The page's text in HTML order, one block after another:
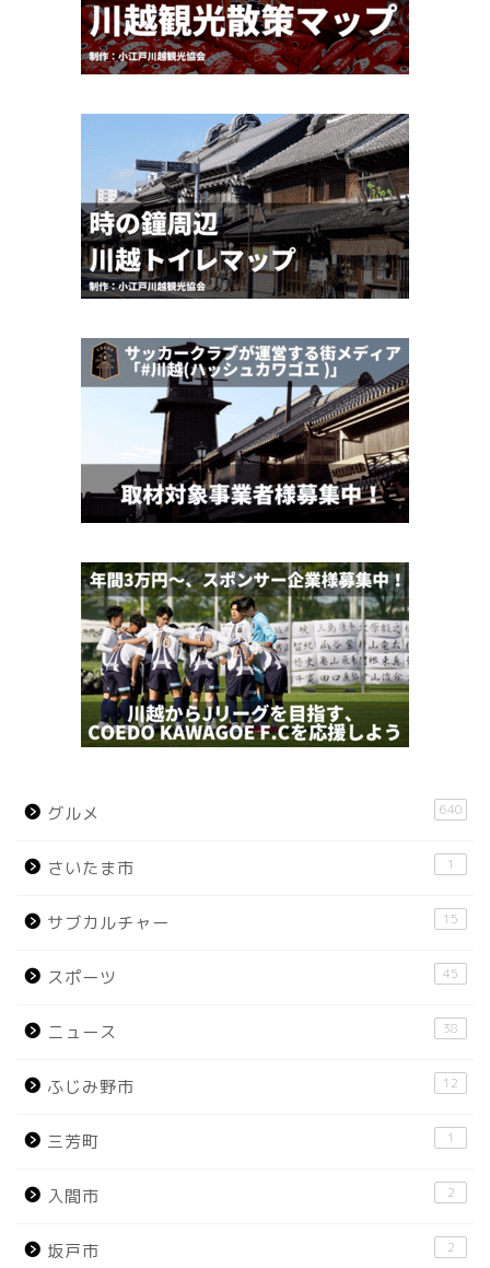
グルメ 640
さいたま市 1
サブカルチャー 15
スポーツ 45
ニュース 38
ふじみ野市 12
三芳町 1
入間市 2
坂戸市 2